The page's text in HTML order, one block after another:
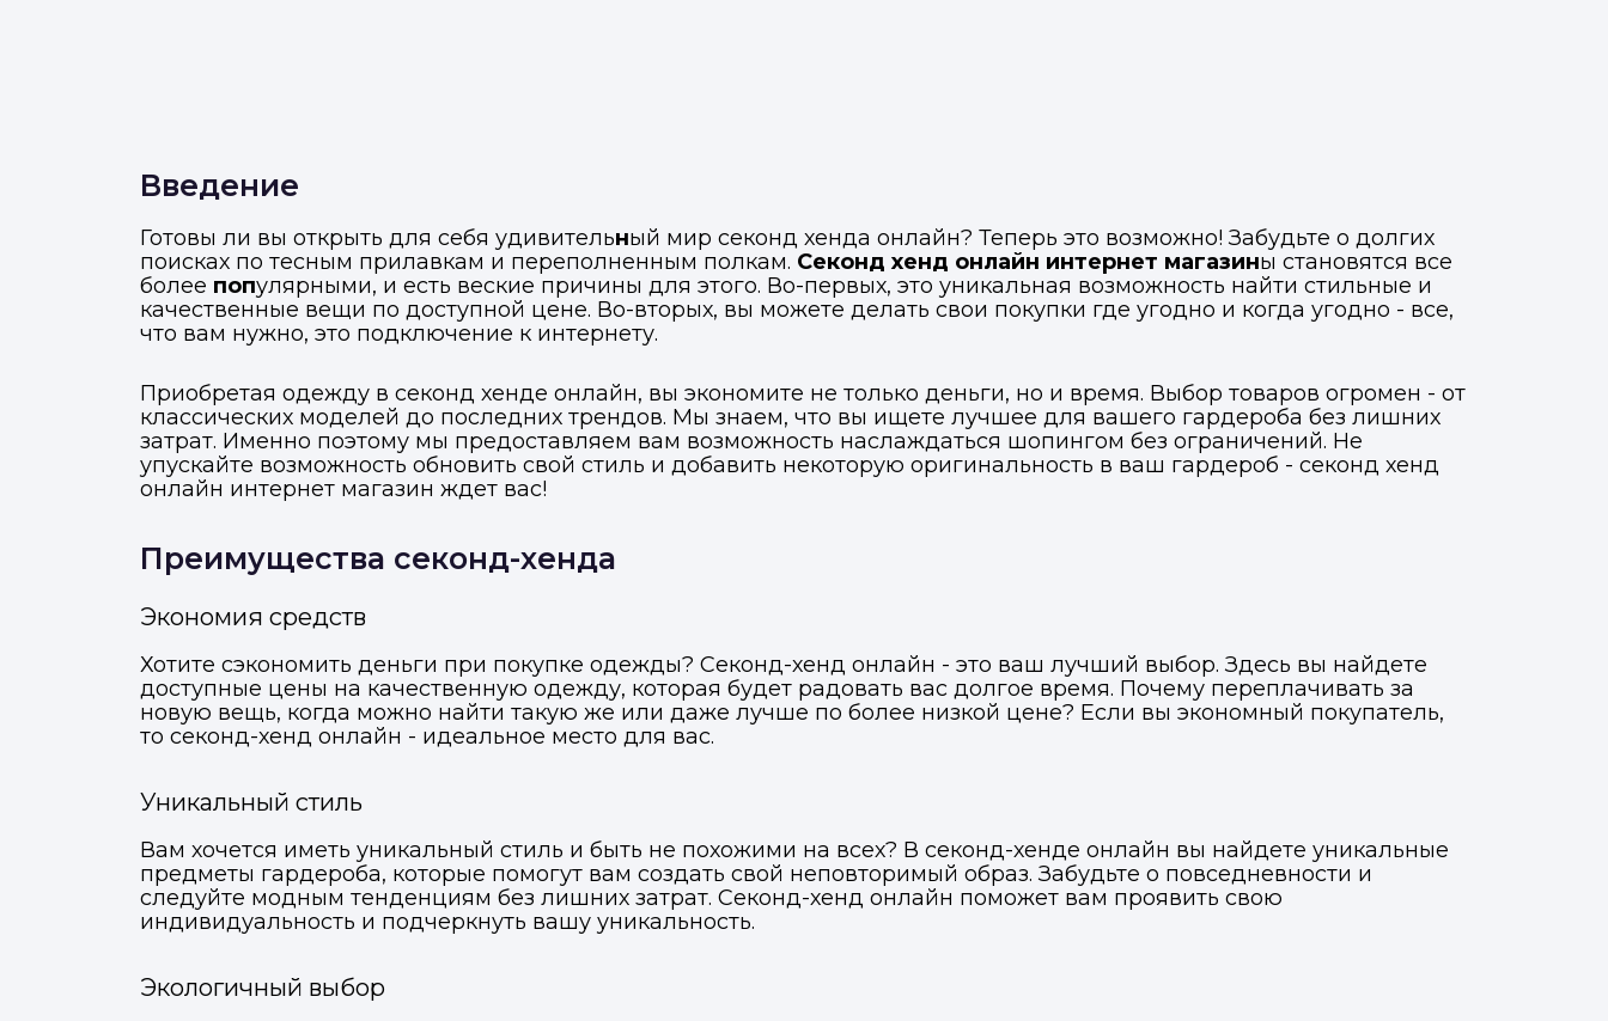
Введение
Готовы ли вы открыть для себя удивительный мир секонд хенда онлайн? Теперь это возможно! Забудьте о долгих
поисках по тесным прилавкам и переполненным полкам. Секонд хенд онлайн интернет магазины становятся все
более популярными, и есть веские причины для этого. Во-первых, это уникальная возможность найти стильные и
качественные вещи по доступной цене. Во-вторых, вы можете делать свои покупки где угодно и когда угодно - все,
что вам нужно, это подключение к интернету.
Приобретая одежду в секонд хенде онлайн, вы экономите не только деньги, но и время. Выбор товаров огромен - от
классических моделей до последних трендов. Мы знаем, что вы ищете лучшее для вашего гардероба без лишних
затрат. Именно поэтому мы предоставляем вам возможность наслаждаться шопингом без ограничений. Не
упускайте возможность обновить свой стиль и добавить некоторую оригинальность в ваш гардероб - секонд хенд
онлайн интернет магазин ждет вас!
Преимущества секонд-хенда
Экономия средств
Хотите сэкономить деньги при покупке одежды? Секонд-хенд онлайн - это ваш лучший выбор. Здесь вы найдете
доступные цены на качественную одежду, которая будет радовать вас долгое время. Почему переплачивать за
новую вещь, когда можно найти такую же или даже лучше по более низкой цене? Если вы экономный покупатель,
то секонд-хенд онлайн - идеальное место для вас.
Уникальный стиль
Вам хочется иметь уникальный стиль и быть не похожими на всех? В секонд-хенде онлайн вы найдете уникальные
предметы гардероба, которые помогут вам создать свой неповторимый образ. Забудьте о повседневности и
следуйте модным тенденциям без лишних затрат. Секонд-хенд онлайн поможет вам проявить свою
индивидуальность и подчеркнуть вашу уникальность.
Экологичный выбор